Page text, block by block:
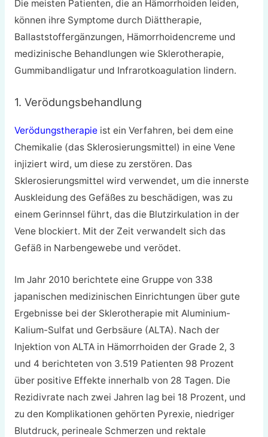
Die meisten Patienten, die an Hämorrhoiden leiden,
können ihre Symptome durch Diättherapie,
Ballaststoffergänzungen, Hämorrhoidencreme und
medizinische Behandlungen wie Sklerotherapie,
Gummibandligatur und Infrarotkoagulation lindern.
1. Verödungsbehandlung
Verödungstherapieist ein Verfahren, bei dem eine
Chemikalie (das Sklerosierungsmittel) in eine Vene
injiziert wird, um diese zu zerstören. Das
Sklerosierungsmittel wird verwendet, um die innerste
Auskleidung des Gefäßes zu beschädigen, was zu
einem Gerinnsel führt, das die Blutzirkulation in der
Vene blockiert. Mit der Zeit verwandelt sich das
Gefäß in Narbengewebe und verödet.
Im Jahr 2010 berichtete eine Gruppe von 338
japanischen medizinischen Einrichtungen über gute
Ergebnisse bei der Sklerotherapie mit Aluminium-
Kalium-Sulfat und Gerbsäure (ALTA). Nach der
Injektion von ALTA in Hämorrhoiden der Grade 2, 3
und 4 berichteten von 3.519 Patienten 98 Prozent
über positive Effekte innerhalb von 28 Tagen. Die
Rezidivrate nach zwei Jahren lag bei 18 Prozent, und
zu den Komplikationen gehörten Pyrexie, niedriger
Blutdruck, perineale Schmerzen und rektale